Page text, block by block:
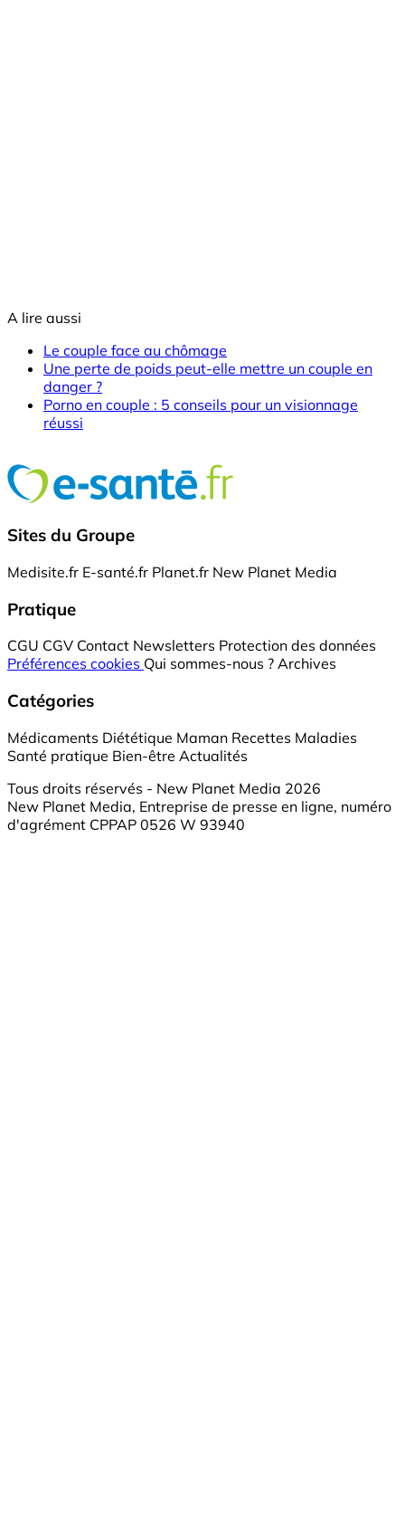
A lire aussi
Le couple face au chômage
Une perte de poids peut-elle mettre un couple en
danger ?
Porno en couple : 5 conseils pour un visionnage
réussi
Sites du Groupe
Medisite.fr E-santé.fr Planet.fr New Planet Media
Pratique
CGU CGV Contact Newsletters Protection des données
Préférences cookies Qui sommes-nous ? Archives
Catégories
Médicaments Diététique Maman Recettes Maladies
Santé pratique Bien-être Actualités
Tous droits réservés - New Planet Media 2026
New Planet Media, Entreprise de presse en ligne, numéro
d'agrément CPPAP 0526 W 93940